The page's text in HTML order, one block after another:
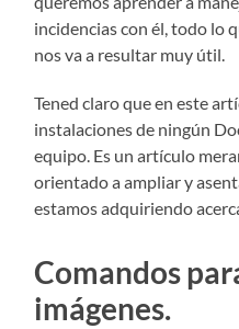
incidencias con él, todo lo
nos va a resultar muy útil.
Tened claro que en este
instalaciones de ningún
equipo. Es un artículo
orientado a ampliar y
estamos adquiriendo
Comandos
imágenes.